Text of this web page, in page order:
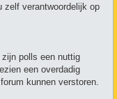
zelf verantwoordelijk op
polls een nuttig
een overdadig
kunnen verstoren.